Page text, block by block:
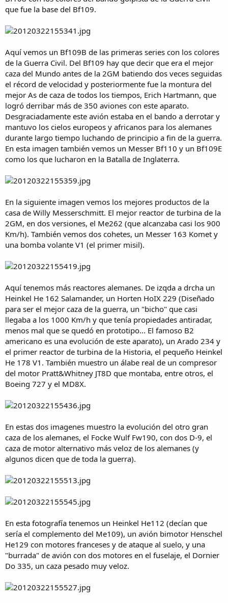
que fue la base del Bf109.
Aquí vemos un Bf109B de las primeras series con los colores
de la Guerra Civil. Del Bf109 hay que decir que era el mejor
caza del Mundo antes de la 2GM batiendo dos veces seguidas
el récord de velocidad y posteriormente fue la montura del
mejor As de caza de todos los tiempos, Erich Hartmann, que
logró derribar más de 350 aviones con este aparato.
Desgraciadamente este avión estaba en el bando a derrotar y
mantuvo los cielos europeos y africanos para los alemanes
durante largo tiempo luchando de principio a fin de la guerra.
En esta imagen también vemos un Messer Bf110 y un Bf109E
como los que lucharon en la Batalla de Inglaterra.
En la siguiente imagen vemos los mejores productos de la
casa de Willy Messerschmitt. El mejor reactor de turbina de la
2GM, en dos versiones, el Me262 (que alcanzaba casi los 900
Km/h). También vemos dos cohetes, un Messer 163 Komet y
una bomba volante V1 (el primer misil).
Aquí tenemos más reactores alemanes. De izqda a drcha un
Heinkel He 162 Salamander, un Horten HoIX 229 (Diseñado
para ser el mejor caza de la guerra, un "bicho" que casi
llegaba a los 1000 Km/h y que tenía propiedades antiradar,
menos mal que se quedó en prototipo... El famoso B2
americano es una evolución de este aparato), un Arado 234 y
el primer reactor de turbina de la Historia, el pequeño Heinkel
He 178 V1. También muestro un álabe real de un compresor
del motor Pratt&Whitney JT8D que montaba, entre otros, el
Boeing 727 y el MD8X.
En estas dos imagenes muestro la evolución del otro gran
caza de los alemanes, el Focke Wulf Fw190, con dos D-9, el
caza de motor alternativo más veloz de los alemanes (y
algunos dicen que de toda la guerra).
En esta fotografía tenemos un Heinkel He112 (decían que
sería el complemento del Me109), un avión bimotor Henschel
He129 con motores franceses y de ataque al suelo, y una
"burrada" de avión con dos motores en el fuselaje, el Dornier
Do 335, un caza pesado muy veloz.